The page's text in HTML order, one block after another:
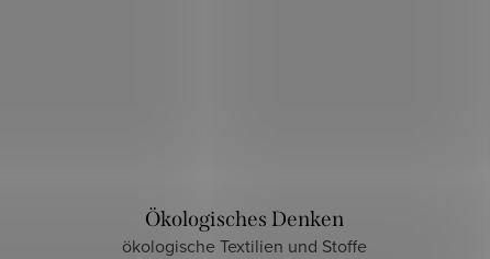
Ökologisches Denken
ökologische Textilien und Stoffe